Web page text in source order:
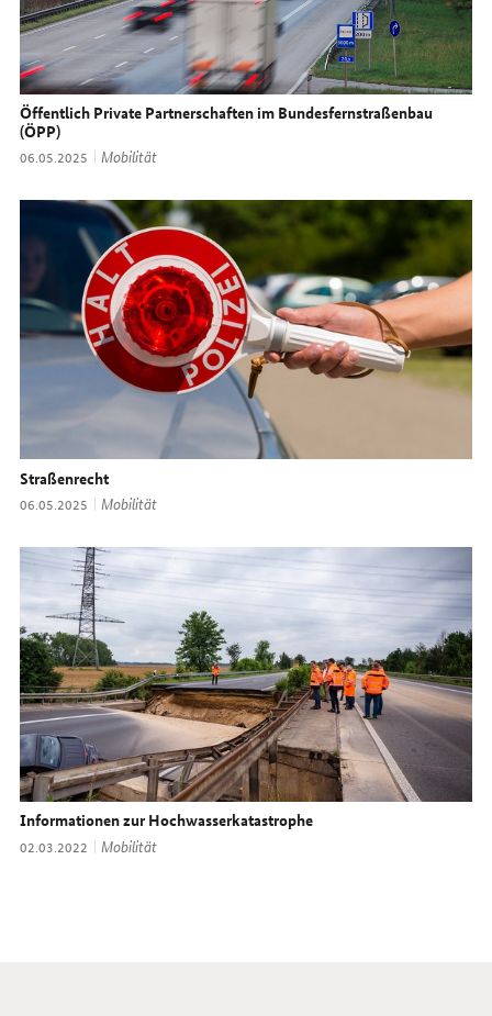
Öffentlich Private Partnerschaften im Bundesfernstraßenbau
(ÖPP)
Datum:
06.05.2025 Thema:
Mobilität
Straßenrecht
Datum:
06.05.2025 Thema:
Mobilität
Informationen zur Hochwasserkatastrophe
Datum:
02.03.2022 Thema:
Mobilität